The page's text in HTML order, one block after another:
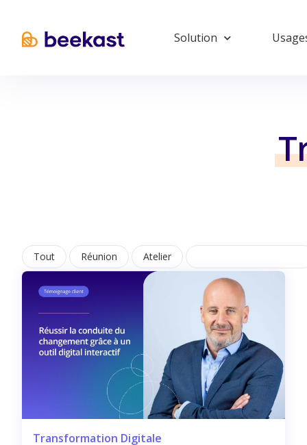
Solution
Tout Réunion Atelier
Transformation Digitale